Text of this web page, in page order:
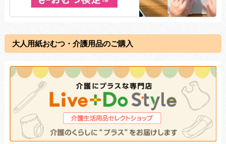
大人用紙おむつ・介護用品のご購入